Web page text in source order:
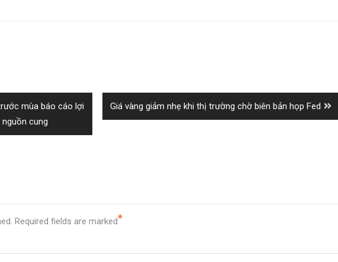
mùa báo cáo lợi
cung
Next
post:
Giá vàng giảm nhẹ khi thị trường chờ biên bản họp Fed
Required fields are marked*